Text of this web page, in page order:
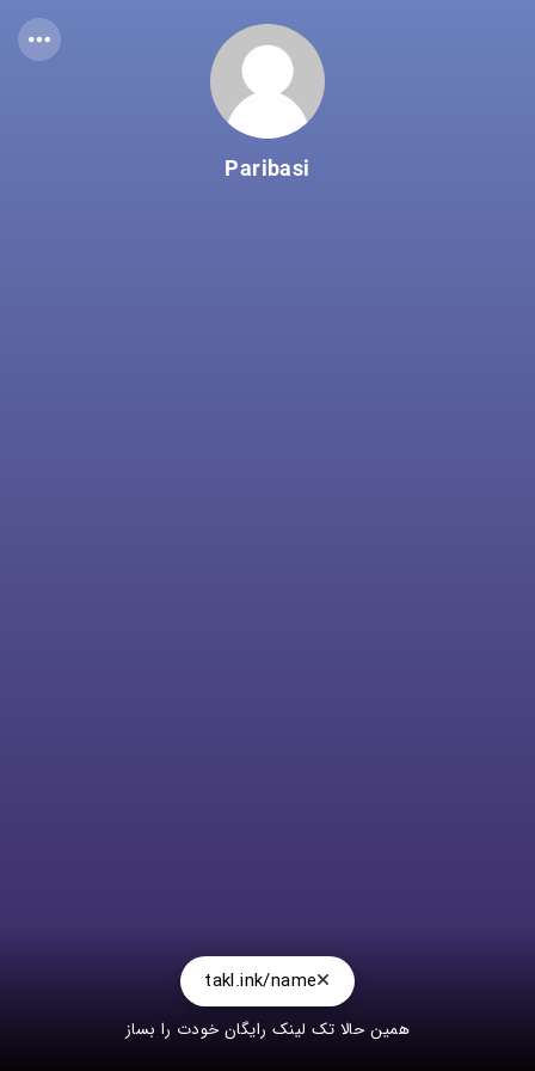
Paribasi
takl.ink/name
همین حالا تک لینک رایگان خودت را بساز